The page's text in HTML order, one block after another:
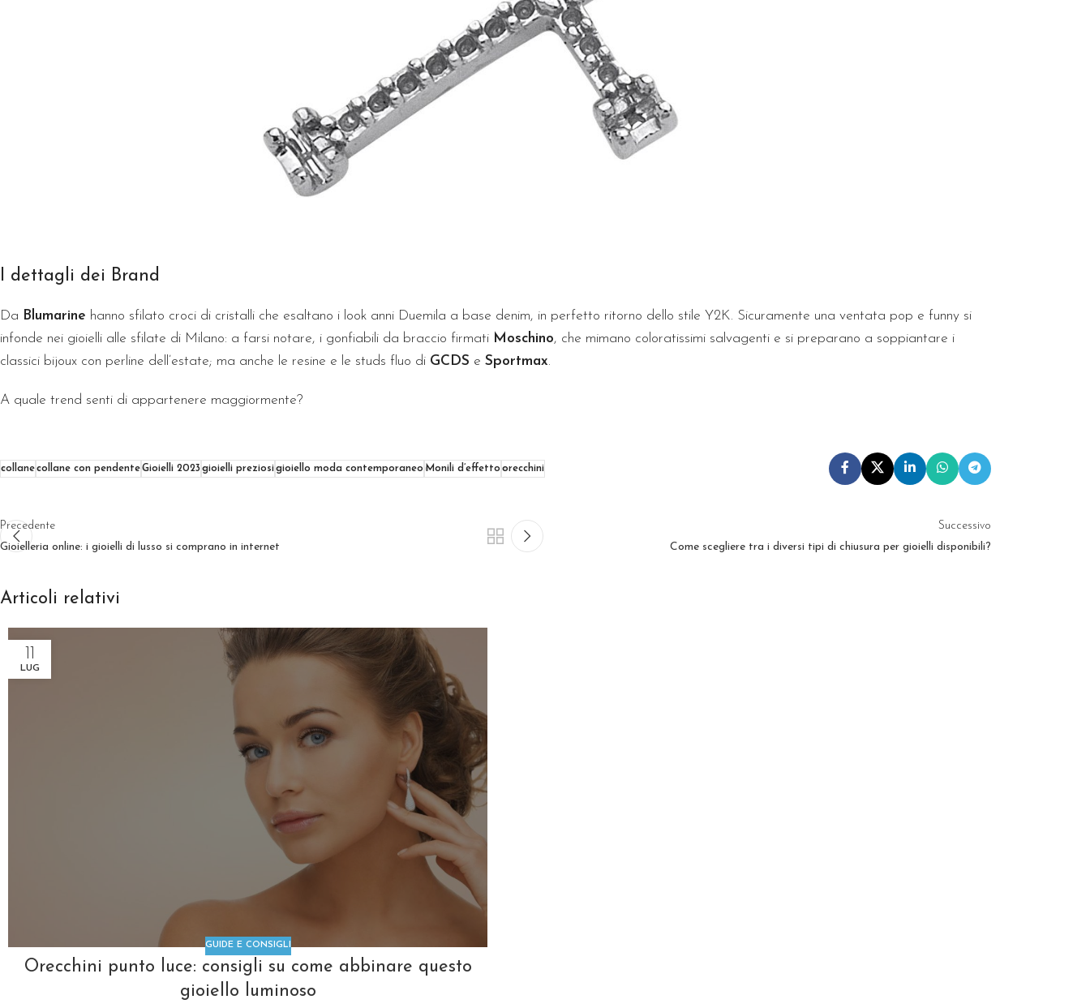
I dettagli dei Brand
Da Blumarine hanno sfilato croci di cristalli che esaltano i look anni Duemila a base denim, in perfetto ritorno dello stile Y2K. Sicuramente una ventata pop e funny si
infonde nei gioielli alle sfilate di Milano: a farsi notare, i gonfiabili da braccio firmati Moschino, che mimano coloratissimi salvagenti e si preparano a soppiantare i
classici bijoux con perline dell’estate; ma anche le resine e le studs fluo di GCDS e Sportmax.
A quale trend senti di appartenere maggiormente?
collanecollane con pendenteGioielli 2023 gioielli preziosigioiello moda contemporaneo Monili d’effetto orecchini
Precedente
Gioielleria online: i gioielli di lusso si comprano in internet
Successivo
Come scegliere tra i diversi tipi di chiusura per gioielli disponibili?
Articoli relativi
LUG
GUIDE E CONSIGLI
Orecchini punto luce: consigli su come abbinare questo
gioiello luminoso